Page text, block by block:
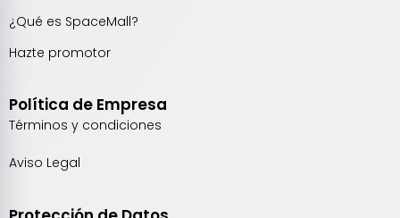
¿Qué es SpaceMall?
Hazte promotor
Política de Empresa
Términos y condiciones
Aviso Legal